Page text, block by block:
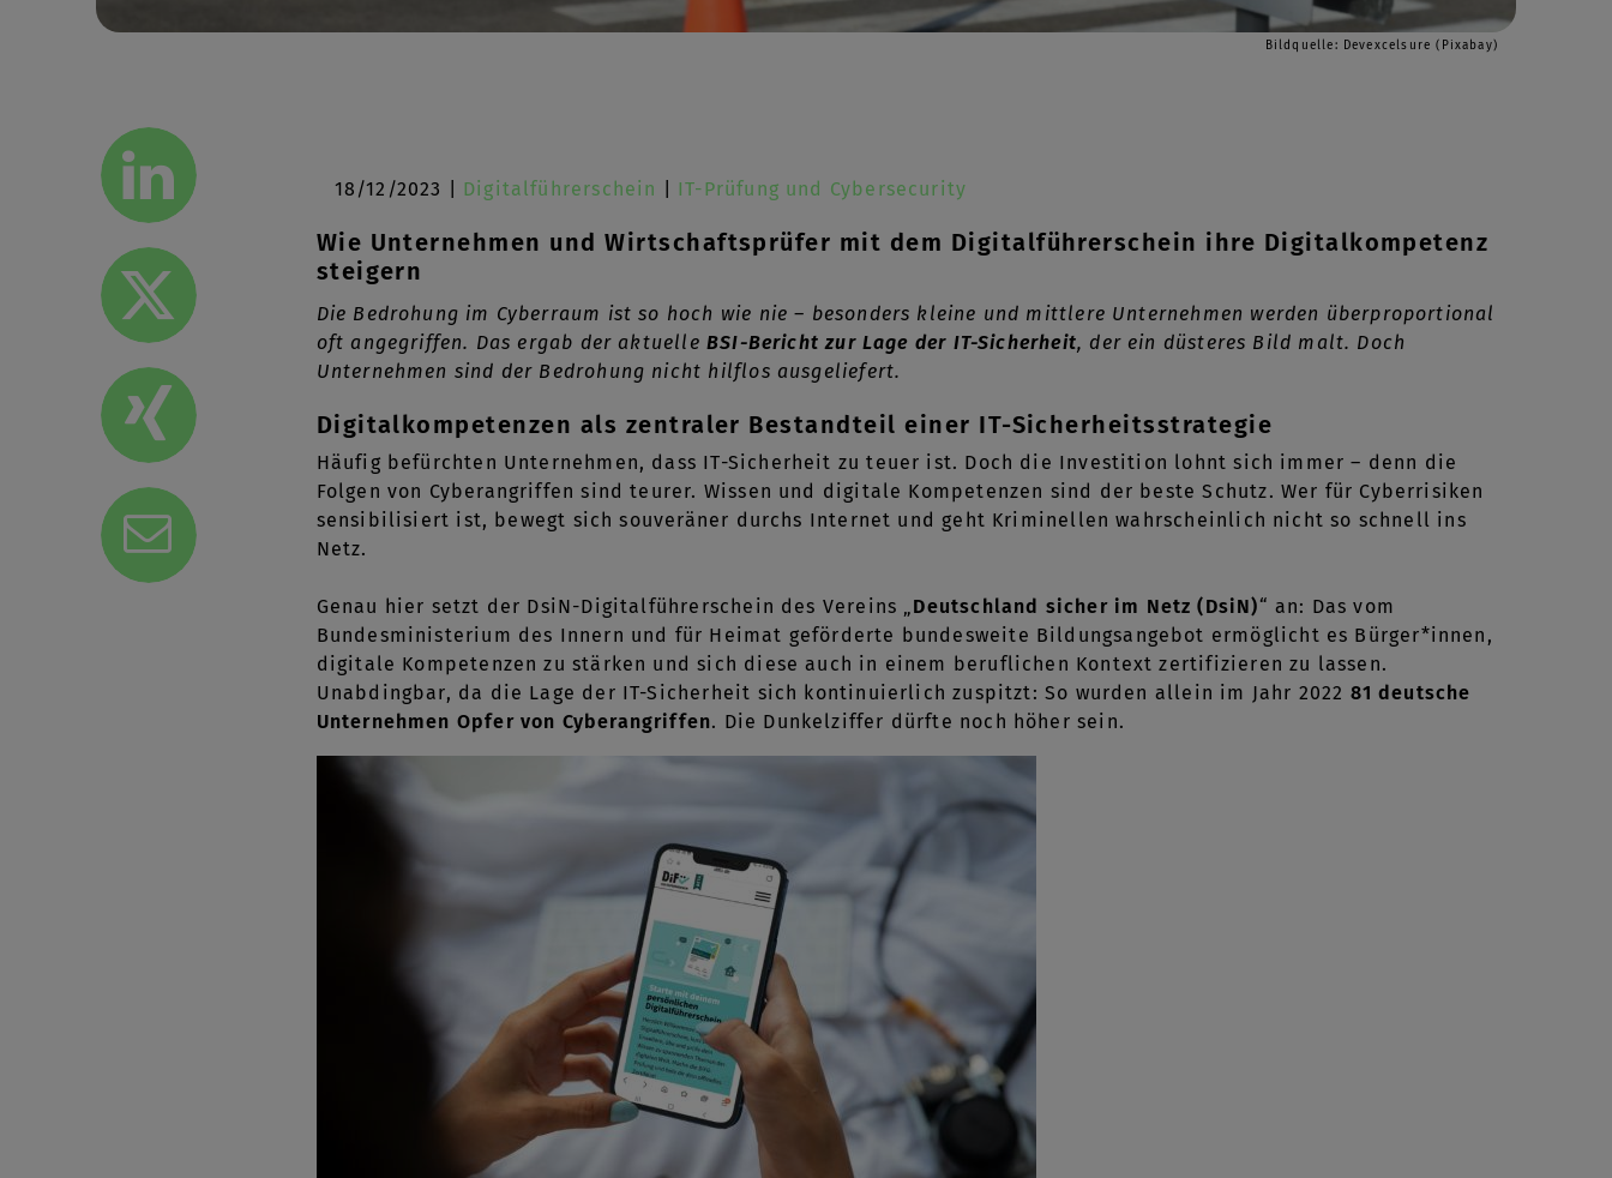
Bildquelle: Devexcelsure (Pixabay)
18/12/2023 | Digitalführerschein IT-Prüfung und Cybersecurity
Wie Unternehmen und Wirtschaftsprüfer mit dem Digitalführerschein ihre Digitalkompetenz
steigern
Die Bedrohung im Cyberraum ist so hoch wie nie – besonders kleine und mittlere Unternehmen werden überproportional
oft angegriffen. Das ergab der aktuelle BSI-Bericht zur Lage der IT-Sicherheit, der ein düsteres Bild malt. Doch
Unternehmen sind der Bedrohung nicht hilflos ausgeliefert.
Digitalkompetenzen als zentraler Bestandteil einer IT-Sicherheitsstrategie
Häufig befürchten Unternehmen, dass IT-Sicherheit zu teuer ist. Doch die Investition lohnt sich immer – denn die
Folgen von Cyberangriffen sind teurer. Wissen und digitale Kompetenzen sind der beste Schutz. Wer für Cyberrisiken
sensibilisiert ist, bewegt sich souveräner durchs Internet und geht Kriminellen wahrscheinlich nicht so schnell ins
Netz.
Genau hier setzt der DsiN-Digitalführerschein des Vereins „ Deutschland sicher im Netz (DsiN)“ an: Das vom
Bundesministerium des Innern und für Heimat geförderte bundesweite Bildungsangebot ermöglicht es Bürger*innen,
digitale Kompetenzen zu stärken und sich diese auch in einem beruflichen Kontext zertifizieren zu lassen.
Unabdingbar, da die Lage der IT-Sicherheit sich kontinuierlich zuspitzt: So wurden allein im Jahr 2022 81 deutsche
Unternehmen Opfer von Cyberangriffen. Die Dunkelziffer dürfte noch höher sein.